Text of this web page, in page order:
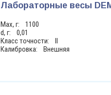
Лабораторные весы
Max, г: 1100
d, г: 0,01
Класс точности: II
Калибровка: Внешняя